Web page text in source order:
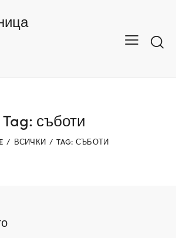
Tag: съботи
ВСИЧКИ TAG: СЪБОТИ